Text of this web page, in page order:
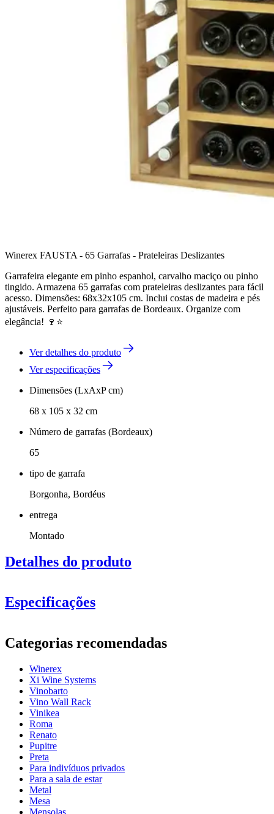
Winerex FAUSTA - 65 Garrafas - Prateleiras Deslizantes
Garrafeira elegante em pinho espanhol, carvalho maciço ou pinho
tingido. Armazena 65 garrafas com prateleiras deslizantes para fácil
acesso. Dimensões: 68x32x105 cm. Inclui costas de madeira e pés
ajustáveis. Perfeito para garrafas de Bordeaux. Organize com
elegância! 🍷⭐
Ver detalhes do produto
Ver especificações
Dimensões (LxAxP cm)
68 x 105 x 32 cm
Número de garrafas (Bordeaux)
65
tipo de garrafa
Borgonha, Bordéus
entrega
Montado
Detalhes do produto
maciço ou pinho com velatura preta ou branca.
Especificações
Número do produtoEX2540
Geral
entregaMontado
PosicionamentoChão
Modular
Garrafas
Número de garrafas (Bordeaux)
tipo de garrafaBorgonha, Bordéus
Dimensões (LxAxP cm)
Altura (cm)
Categorias recomendadas
Winerex
Xi Wine Systems
Vinobarto
Vino Wall Rack
Vinikea
Roma
Renato
Pupitre
Preta
Para indivíduos privados
Para a sala de estar
Metal
Mesa
Mensolas